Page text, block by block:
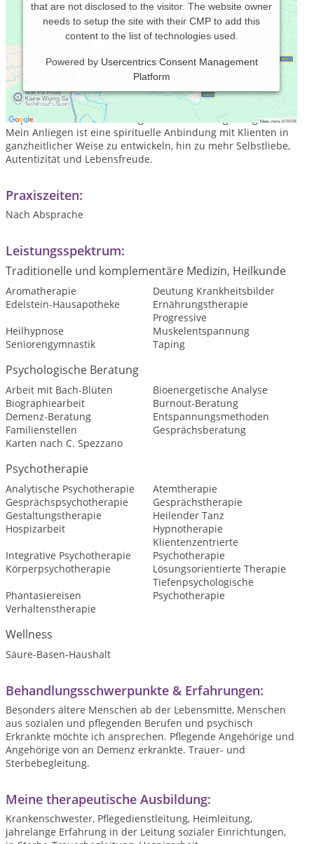
that are not disclosed to the visitor. The website owner
needs to setup the site with their CMP to add this
content to the list of technologies used.
Powered by Usercentrics Consent Management
Platform
Meine Arbeit basiert auf einer integrativen Ausbildung
verschiedener Änsätze. Sie ist tiefenpsychiologisch und
körperorientiert auf bioenergetischer Grundlage aufgebaut.
Mein Anliegen ist eine spirituelle Anbindung mit Klienten in
ganzheitlicher Weise zu entwickeln, hin zu mehr Selbstliebe,
Autentizität und Lebensfreude.
Praxiszeiten:
Nach Absprache
Leistungsspektrum:
Traditionelle und komplementäre Medizin, Heilkunde
Aromatherapie
Deutung Krankheitsbilder
Edelstein-Hausapotheke
Ernährungstherapie
Heilhypnose
Progressive
Muskelentspannung
Seniorengymnastik
Taping
Psychologische Beratung
Arbeit mit Bach-Blüten
Bioenergetische Analyse
Biographiearbeit
Burnout-Beratung
Demenz-Beratung
Entspannungsmethoden
Familienstellen
Gesprächsberatung
Karten nach C. Spezzano
Psychotherapie
Analytische Psychotherapie
Atemtherapie
Gesprächspsychotherapie
Gesprächstherapie
Gestaltungstherapie
Heilender Tanz
Hospizarbeit
Hypnotherapie
Integrative Psychotherapie
Klientenzentrierte
Psychotherapie
Körperpsychotherapie
Lösungsorientierte Therapie
Phantasiereisen
Tiefenpsychologische
Psychotherapie
Verhaltenstherapie
Wellness
Säure-Basen-Haushalt
Behandlungsschwerpunkte & Erfahrungen:
Besonders ältere Menschen ab der Lebensmitte, Menschen
aus sozialen und pflegenden Berufen und psychisch
Erkrankte möchte ich ansprechen. Pflegende Angehörige und
Angehörige von an Demenz erkrankte. Trauer- und
Sterbebegleitung.
Meine therapeutische Ausbildung:
Krankenschwester, Pflegedienstleitung, Heimleitung,
jahrelange Erfahrung in der Leitung sozialer Einrichtungen,